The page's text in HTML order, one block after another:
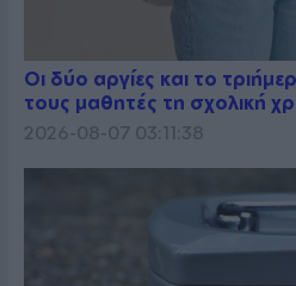
Οι δύο αργίες και το
τους μαθητές τη σχολική
2026-08-07 03:11:38